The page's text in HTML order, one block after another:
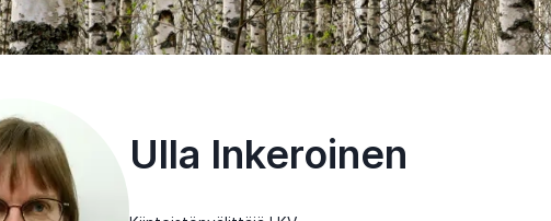
Ulla Inkeroinen